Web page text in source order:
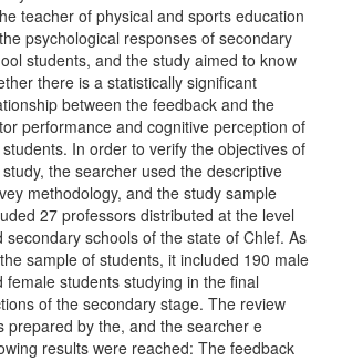
teacher of physical and sports education
psychological responses of secondary
students, and the study aimed to know
there is a statistically significant
between the feedback and the
performance and cognitive perception of
In order to verify the objectives of
the searcher used the descriptive
methodology, and the study sample
27 professors distributed at the level
secondary schools of the state of Chlef. As
sample of students, it included 190 male
female students studying in the final
of the secondary stage. The review
prepared by the, and the searcher e
results were reached: The feedback